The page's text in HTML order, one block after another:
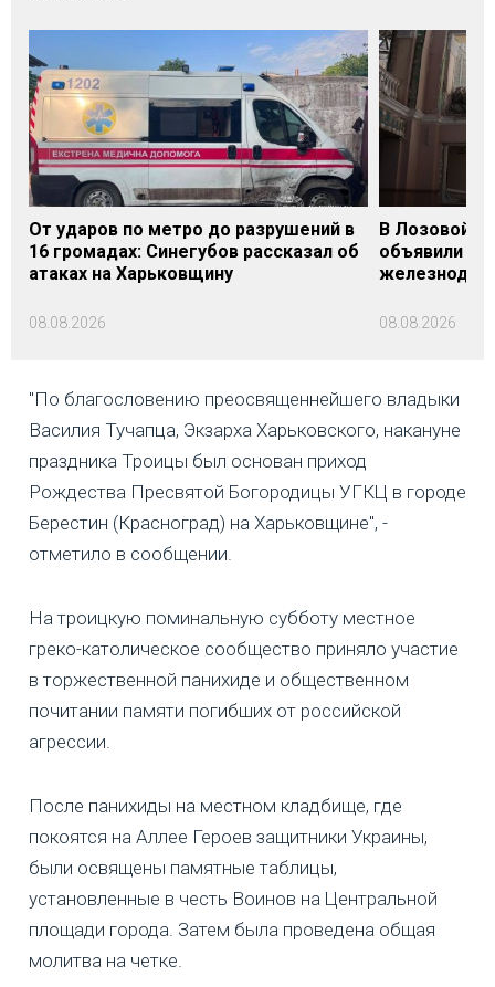
От ударов по метро до разрушений в
16 громадах: Синегубов рассказал об
атаках на Харьковщину
08.08.2026
В Лозовой
объявили
08.08.2026
"По благословению преосвященнейшего владыки
Василия Тучапца, Экзарха Харьковского, накануне
праздника Троицы был основан приход
Рождества Пресвятой Богородицы УГКЦ в городе
Берестин (Красноград) на Харьковщине", -
отметило в сообщении.
На троицкую поминальную субботу местное
греко-католическое сообщество приняло участие
в торжественной панихиде и общественном
почитании памяти погибших от российской
агрессии.
После панихиды на местном кладбище, где
покоятся на Аллее Героев защитники Украины,
были освящены памятные таблицы,
установленные в честь Воинов на Центральной
площади города. Затем была проведена общая
молитва на четке.